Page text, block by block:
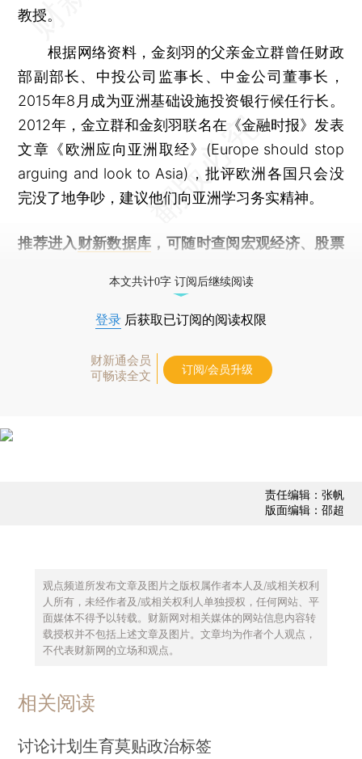
教授。
根据网络资料，金刻羽的父亲金立群曾任财政
部副部长、中投公司监事长、中金公司董事长，
2015年8月成为亚洲基础设施投资银行候任行长。
2012年，金立群和金刻羽联名在《金融时报》发表
文章《欧洲应向亚洲取经》(Europe should stop
arguing and look to Asia)，批评欧洲各国只会没
完没了地争吵，建议他们向亚洲学习务实精神。
推荐进入 财新数据库 ，可随时查阅宏观经济、股票
本文共计0字 订阅后继续阅读
登录 后获取已订阅的阅读权限
财新通会员
可畅读全文
订阅/会员升级
责任编辑：张帆
版面编辑：邵超
观点频道所发布文章及图片之版权属作者本人及/或相关权利
人所有，未经作者及/或相关权利人单独授权，任何网站、平
面媒体不得予以转载。财新网对相关媒体的网站信息内容转
载授权并不包括上述文章及图片。文章均为作者个人观点，
不代表财新网的立场和观点。
相关阅读
讨论计划生育莫贴政治标签